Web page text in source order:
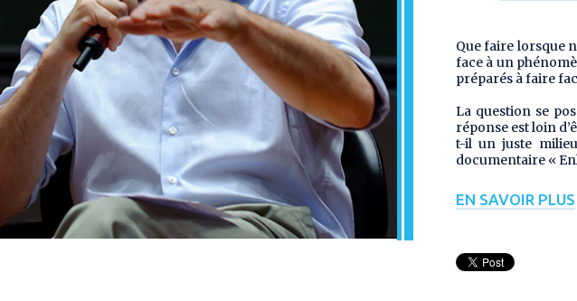
Que faire lorsque
face à un
préparés à faire
La question se
réponse est loin
t-il un juste
documentaire «
EN SAVOIR PLUS